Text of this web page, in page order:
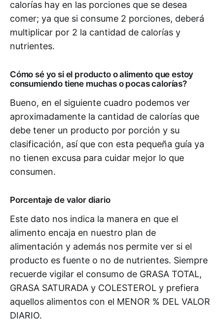
calorías hay en las porciones que se desea
comer; ya que si consume 2 porciones, deberá
multiplicar por 2 la cantidad de calorías y
nutrientes.
Cómo sé yo si el producto o alimento que estoy
consumiendo tiene muchas o pocas calorías?
Bueno, en el siguiente cuadro podemos ver
aproximadamente la cantidad de calorías que
debe tener un producto por porción y su
clasificación, así que con esta pequeña guía ya
no tienen excusa para cuidar mejor lo que
consumen.
Porcentaje de valor diario
Este dato nos indica la manera en que el
alimento encaja en nuestro plan de
alimentación y además nos permite ver si el
producto es fuente o no de nutrientes. Siempre
recuerde vigilar el consumo de GRASA TOTAL,
GRASA SATURADA y COLESTEROL y prefiera
aquellos alimentos con el MENOR % DEL VALOR
DIARIO.